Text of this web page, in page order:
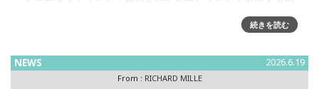
ュエリーや時計をはじめとするさまざまなオブジェを彩って
は、美しさ、技術的完成
続きを読む
NEWS 2026.6.19
From : RICHARD MILLE